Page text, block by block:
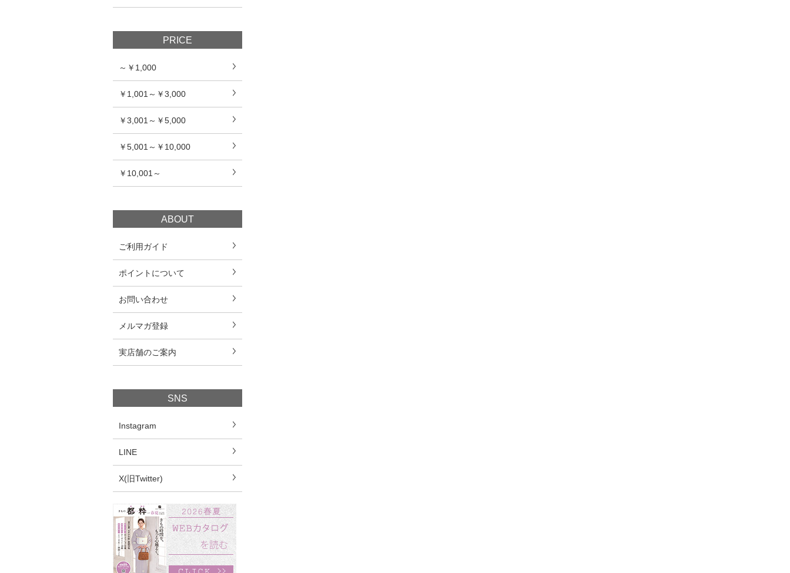
PRICE
～￥1,000
￥1,001～￥3,000
￥3,001～￥5,000
￥5,001～￥10,000
￥10,001～
ABOUT
ご利用ガイド
ポイントについて
お問い合わせ
メルマガ登録
実店舗のご案内
SNS
Instagram
LINE
X(旧Twitter)